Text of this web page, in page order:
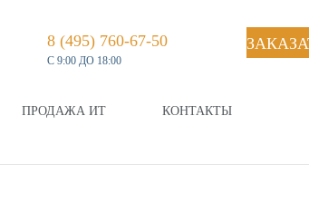
8 (495) 760-67-50
С 9:00 ДО 18:00
ПРОДАЖА ИТ
КОНТАКТЫ